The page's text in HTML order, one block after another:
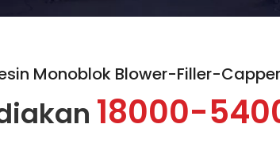
Monoblok Blower-Filler-
18000-